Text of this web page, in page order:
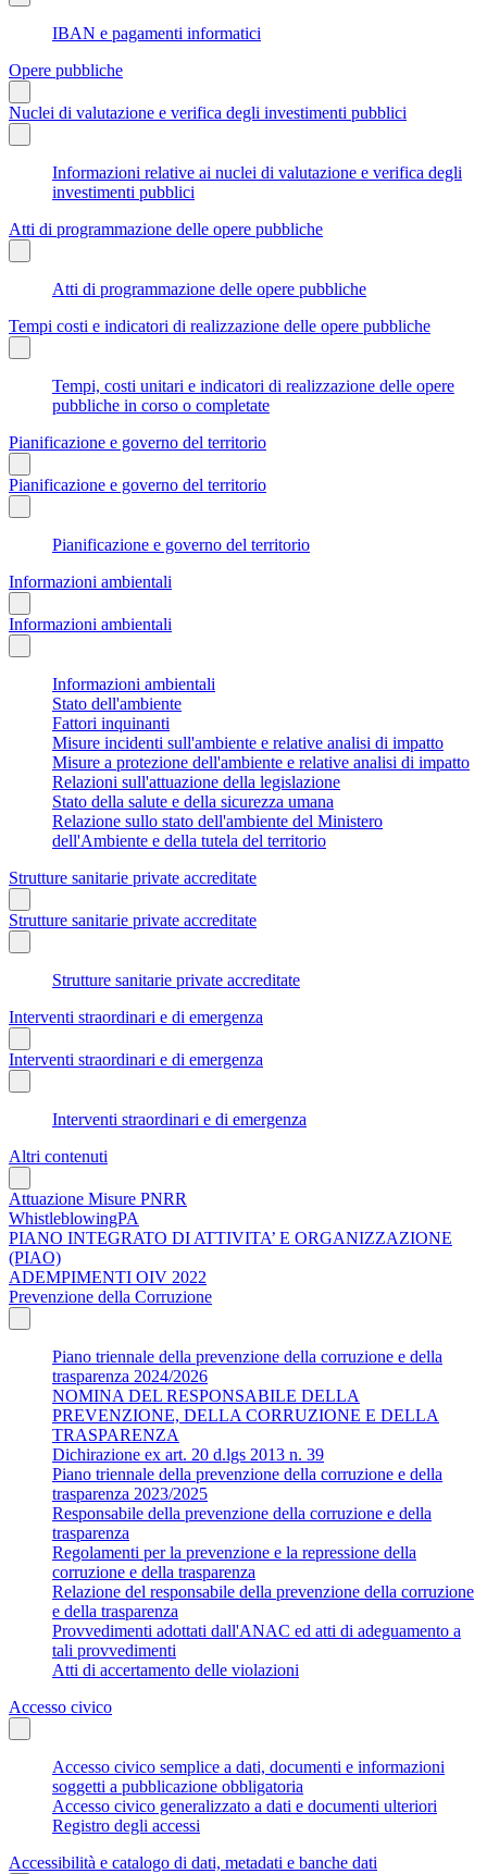
IBAN e pagamenti informatici
Opere pubbliche
Nuclei di valutazione e verifica degli investimenti pubblici
Informazioni relative ai nuclei di valutazione e verifica degli
investimenti pubblici
Atti di programmazione delle opere pubbliche
Atti di programmazione delle opere pubbliche
Tempi costi e indicatori di realizzazione delle opere pubbliche
Tempi, costi unitari e indicatori di realizzazione delle opere
pubbliche in corso o completate
Pianificazione e governo del territorio
Pianificazione e governo del territorio
Pianificazione e governo del territorio
Informazioni ambientali
Informazioni ambientali
Informazioni ambientali
Stato dell'ambiente
Fattori inquinanti
Misure incidenti sull'ambiente e relative analisi di impatto
Misure a protezione dell'ambiente e relative analisi di impatto
Relazioni sull'attuazione della legislazione
Stato della salute e della sicurezza umana
Relazione sullo stato dell'ambiente del Ministero
dell'Ambiente e della tutela del territorio
Strutture sanitarie private accreditate
Strutture sanitarie private accreditate
Strutture sanitarie private accreditate
Interventi straordinari e di emergenza
Interventi straordinari e di emergenza
Interventi straordinari e di emergenza
Altri contenuti
Attuazione Misure PNRR
WhistleblowingPA
PIANO INTEGRATO DI ATTIVITA’ E ORGANIZZAZIONE
(PIAO)
ADEMPIMENTI OIV 2022
Prevenzione della Corruzione
Piano triennale della prevenzione della corruzione e della
trasparenza 2024/2026
NOMINA DEL RESPONSABILE DELLA
PREVENZIONE, DELLA CORRUZIONE E DELLA
TRASPARENZA
Dichirazione ex art. 20 d.lgs 2013 n. 39
Piano triennale della prevenzione della corruzione e della
trasparenza 2023/2025
Responsabile della prevenzione della corruzione e della
trasparenza
Regolamenti per la prevenzione e la repressione della
corruzione e della trasparenza
Relazione del responsabile della prevenzione della corruzione
e della trasparenza
Provvedimenti adottati dall'ANAC ed atti di adeguamento a
tali provvedimenti
Atti di accertamento delle violazioni
Accesso civico
Accesso civico semplice a dati, documenti e informazioni
soggetti a pubblicazione obbligatoria
Accesso civico generalizzato a dati e documenti ulteriori
Registro degli accessi
Accessibilità e catalogo di dati, metadati e banche dati